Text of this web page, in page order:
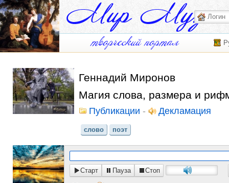
Геннадий Миронов
Магия слова, размера и
Публикации - Декламация
слово поэт
Старт Пауза Стоп